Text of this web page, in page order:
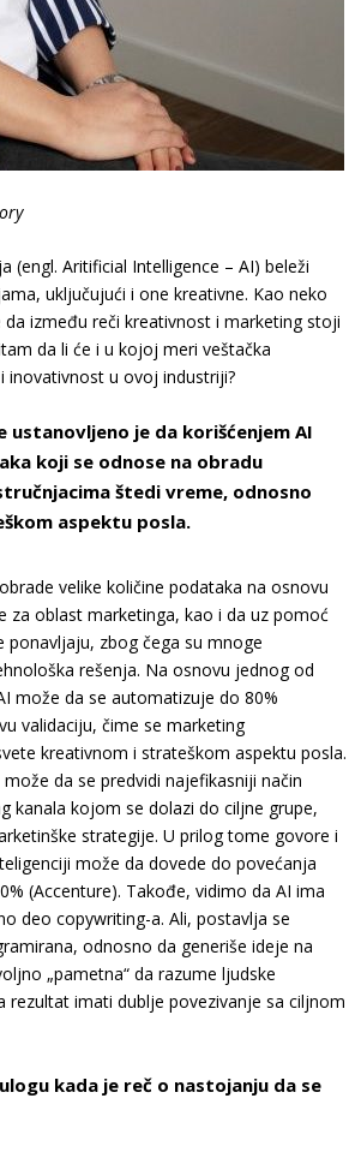
(engl. Aritificial Intelligence – AI) beleži
uključujući i one kreativne. Kao neko
između reči kreativnost i marketing stoji
da li će i u kojoj meri veštačka
inovativnost u ovoj industriji?
je da korišćenjem AI
koji se odnose na obradu
štedi vreme, odnosno
aspektu posla.
velike količine podataka na osnovu
za oblast marketinga, kao i da uz pomoć
zbog čega su mnoge
rešenja. Na osnovu jednog od
može da se automatizuje do 80%
validaciju, čime se marketing
kreativnom i strateškom aspektu posla.
da se predvidi najefikasniji način
kanala kojom se dolazi do ciljne grupe,
strategije. U prilog tome govore i
može da dovede do povećanja
(Accenture). Takođe, vidimo da AI ima
deo copywriting-a. Ali, postavlja se
odnosno da generiše ideje na
„pametna“ da razume ljudske
imati dublje povezivanje sa ciljnom
kada je reč o nastojanju da se